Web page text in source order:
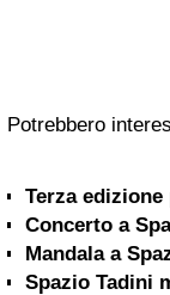
Potrebbero
Terza
Concerto a
Mandala a
Spazio Tadini